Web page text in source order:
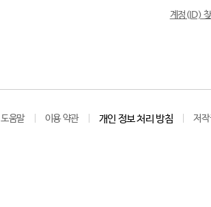
계정(ID)
도움말 이용 약관 개인 정보 처리 방침 저